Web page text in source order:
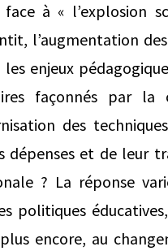
à « l’explosion
l’augmentation des
enjeux
façonnés par la
des
et de leur
? La réponse
politiques
encore, au